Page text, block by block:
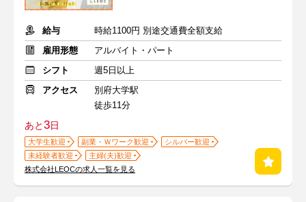
給与
時給1100円 別途交通費全額支給
雇用形態
アルバイト・パート
シフト
週5日以上
アクセス
別府大学駅
徒歩11分
あと3日
大学生歓迎 副業・Ｗワーク歓迎
シルバー歓迎
未経験者歓迎
主婦(夫)歓迎
株式会社LEOCの求人一覧を見る